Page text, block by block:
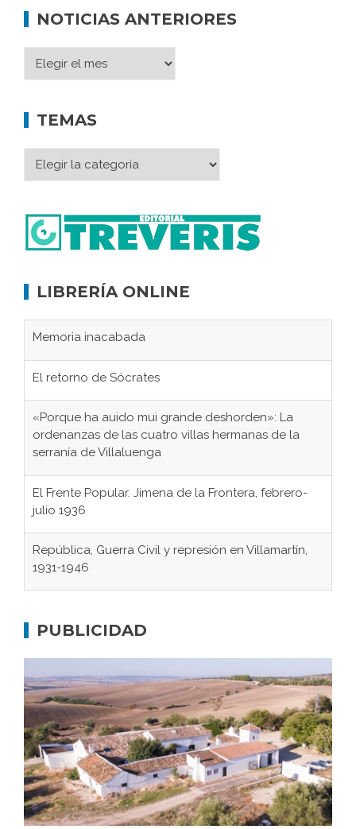
NOTICIAS ANTERIORES
TEMAS
LIBRERÍA ONLINE
Memoria inacabada
El retorno de Sócrates
«Porque ha auido mui grande deshorden»: La
ordenanzas de las cuatro villas hermanas de la
serranía de Villaluenga
El Frente Popular. Jimena de la Frontera, febrero-
julio 1936
República, Guerra Civil y represión en Villamartín,
1931-1946
concentración nazis
Bornos
El Frente Popular. Ubrique, febrero-julio 1936
Juntar las letras. La alfabetización en el campo: del
afán de saber a la autogestión
Historia y vivencias del poblado de Los Hurones
PUBLICIDAD